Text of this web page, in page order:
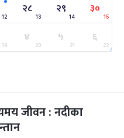
७ महिना बाँकी
७ महिना बाँकी
12
२८
13
२९
14
३०
15
19
४
20
५
21
६
22
जीवन : नदीका